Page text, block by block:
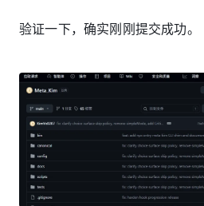
验证一下，确实刚刚提交成功。